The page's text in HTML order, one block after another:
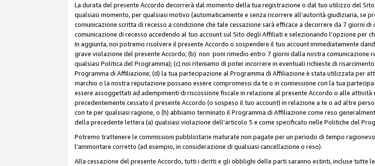
La durata del presente Accordo decorrerà dal momento della tua registrazione o dal tuo utilizzo del
qualsiasi momento, per qualsiasi motivo (automaticamente e senza ricorrere all'autorità giudiziaria, se
comunicazione scritta di recesso a condizione che tale cessazione sarà efficace a decorrere da 7 giorni
comunicazione di recesso accedendo al tuo account sul Sito degli Affiliati e selezionando l'opzione per
In aggiunta, noi potremo risolvere il presente Accordo o sospendere il tuo account immediatamente
grave violazione del presente Accordo; (b) non poni rimedio entro 7 giorni dalla nostra comunicazione
qualsiasi Politica del Programma); (c) noi riteniamo di poter incorrere in eventuali richieste di
Programma di Affiliazione; (d) la tua partecipazione al Programma di Affiliazione è stata utilizzata per
marchio o la nostra reputazione possano essere compromessi da te o in connessione con la tua
essere assoggettati ad adempimenti di riscossione fiscale in relazione al presente Accordo o alle
precedentemente cessato il presente Accordo (o sospeso il tuo account) in relazione a te o ad altre
con te per qualsiasi ragione, o (h) abbiamo terminato il Programma di Affiliazione come reso
della precedente lettera (a) qualsiasi violazione dell'articolo 5 e come specificato nelle Politiche del
Potremo trattenere le commissioni pubblicitarie maturate non pagate per un periodo di tempo
l'ammontare corretto (ad esempio, in considerazione di qualsiasi cancellazione o reso).
Alla cessazione del presente Accordo, tutti i diritti e gli obblighi delle parti saranno estinti, incluse tutte